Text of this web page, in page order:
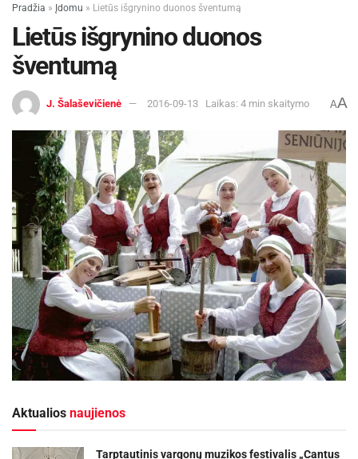
Pradžia » Įdomu » Lietūs išgrynino duonos šventumą
Lietūs išgrynino duonos
šventumą
J. Šalaševičienė 2016-09-13 Laikas: 4 min skaitymo AA
Aktualios naujienos
Tarptautinis vargonų muzikos festivalis „Cantus